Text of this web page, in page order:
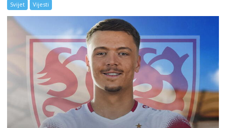
Svijet Vijesti